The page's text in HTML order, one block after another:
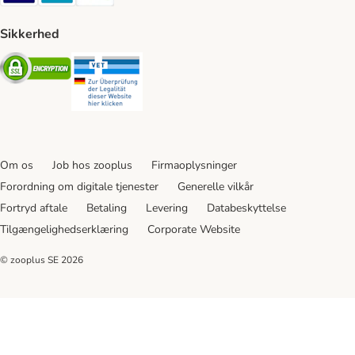
Sikkerhed
Security
Om os Job hos zooplus
Firmaoplysninger
Forordning om digitale tjenester
Generelle vilkår
Fortryd aftale
Betaling Levering
Databeskyttelse
Tilgængelighedserklæring
Corporate Website
© zooplus SE 2026